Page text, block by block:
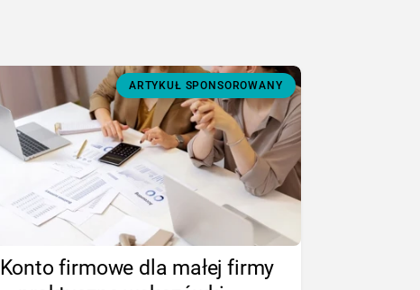
ARTYKUŁ SPONSOROWANY
Konto firmowe dla małej firmy